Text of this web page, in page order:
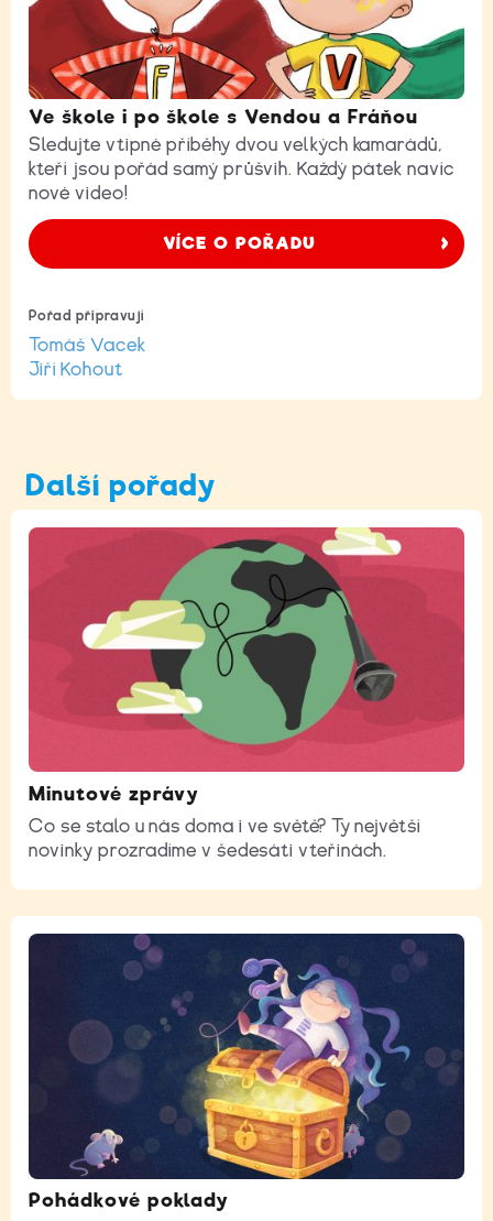
Ve škole i po škole s Vendou a Fráňou
Sledujte vtipné příběhy dvou velkých kamarádů,
kteří jsou pořád samý průšvih. Každý pátek navíc
nové video!
VÍCE O POŘADU
Pořad připravují
Tomáš Vacek
Jiří Kohout
Další pořady
Minutové zprávy
Co se stalo u nás doma i ve světě? Ty největší
novinky prozradíme v šedesáti vteřinách.
Pohádkové poklady